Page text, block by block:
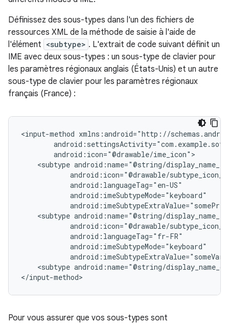
Définissez des sous-types dans l'un des fichiers de
ressources XML de la méthode de saisie à l'aide de
l'élément <subtype> . L'extrait de code suivant définit un
IME avec deux sous-types : un sous-type de clavier pour
les paramètres régionaux anglais (États-Unis) et un autre
sous-type de clavier pour les paramètres régionaux
français (France) :
<input-method
<subtype
<subtype
<subtype android:name="@string/
</input-method>
Pour vous assurer que vos sous-types sont